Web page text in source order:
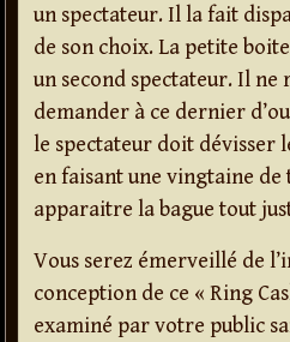
un spectateur. Il la fait
de son choix. La petite
un second spectateur. Il ne
demander à ce dernier
le spectateur doit dévisser
en faisant une vingtaine
apparaitre la bague tout
Vous serez émerveillé de
conception de ce « Ring
examiné par votre public